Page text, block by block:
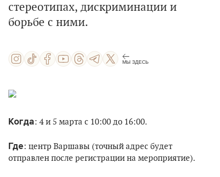
стереотипах, дискриминации и
борьбе с ними.
МЫ ЗДЕСЬ
Когда: 4 и 5 марта с 10:00 до 16:00.
Где: центр Варшавы (точный адрес будет
отправлен после регистрации на мероприятие).